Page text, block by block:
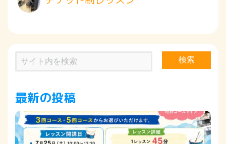
検索
最新の投稿